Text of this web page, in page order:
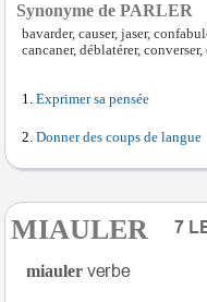
Synonyme de PARLER
bavarder, causer, jaser,
cancaner, déblatérer,
Exprimer sa pensée
Donner des coups de langue
MIAULER
miauler